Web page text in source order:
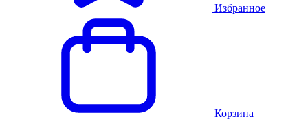
Избранное
Корзина